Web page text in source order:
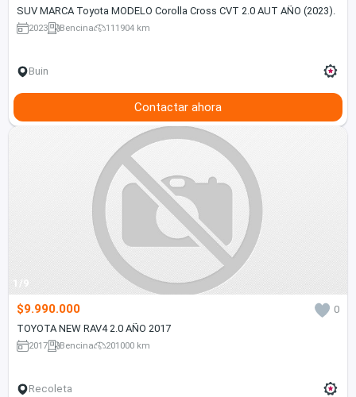
SUV MARCA Toyota MODELO Corolla Cross CVT 2.0 AUT AÑO (2023).
2023 Bencina 111904 km
Buin
Contactar ahora
1/9
$9.990.000
0
TOYOTA NEW RAV4 2.0 AÑO 2017
2017 Bencina 201000 km
Recoleta